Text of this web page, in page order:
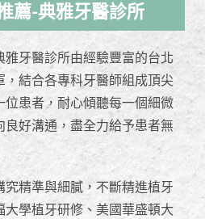
薦-典雅牙醫診所
雅牙醫診所由經驗豐富的台北
結合各專科牙醫師組成頂尖
患者，耐心傾聽每一個細微
良好溝通，盡全力給予患者無
精準與細膩，不斷精進植牙
學植牙研修、美國華盛頓大